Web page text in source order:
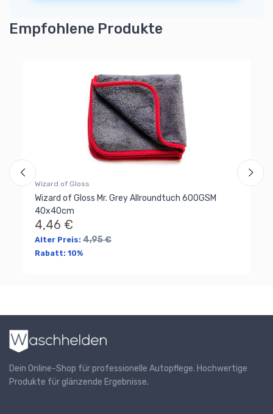
Empfohlene Produkte
Wizard of Gloss
Wizard of Gloss Mr. Grey Allroundtuch 600GSM
40x40cm
4,46 €
Alter Preis: 4,95 €
Rabatt: 10%
Dein Online-Shop für professionelle Autopflege. Hochwertige
Produkte für glänzende Ergebnisse.